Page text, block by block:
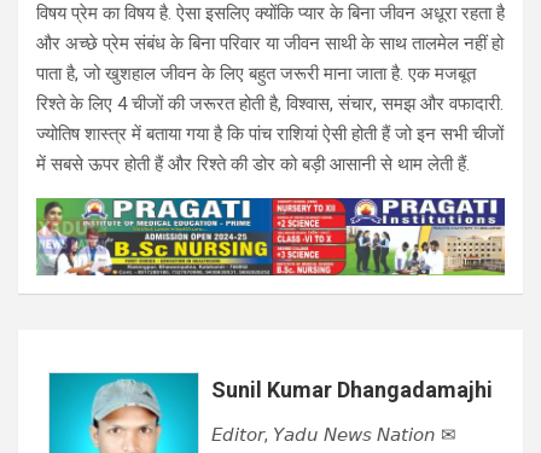
विषय प्रेम का विषय है. ऐसा इसलिए क्योंकि प्यार के बिना जीवन अधूरा रहता है
और अच्छे प्रेम संबंध के बिना परिवार या जीवन साथी के साथ तालमेल नहीं हो
पाता है, जो खुशहाल जीवन के लिए बहुत जरूरी माना जाता है. एक मजबूत
रिश्ते के लिए 4 चीजों की जरूरत होती है, विश्वास, संचार, समझ और वफादारी.
ज्योतिष शास्त्र में बताया गया है कि पांच राशियां ऐसी होती हैं जो इन सभी चीजों
में सबसे ऊपर होती हैं और रिश्ते की डोर को बड़ी आसानी से थाम लेती हैं.
Sunil Kumar Dhangadamajhi
𝘌𝘥𝘪𝘵𝘰𝘳, 𝘠𝘢𝘥𝘶 𝘕𝘦𝘸𝘴 𝘕𝘢𝘵𝘪𝘰𝘯 ✉